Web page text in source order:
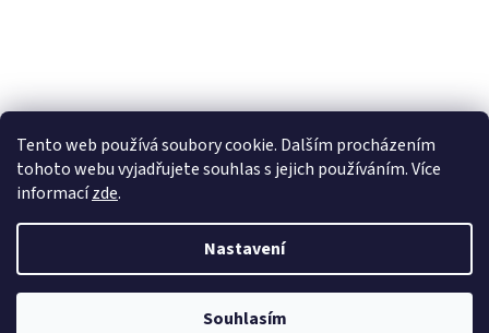
Tento web používá soubory cookie. Dalším procházením
tohoto webu vyjadřujete souhlas s jejich používáním. Více
informacízde.
Nastavení
Souhlasím